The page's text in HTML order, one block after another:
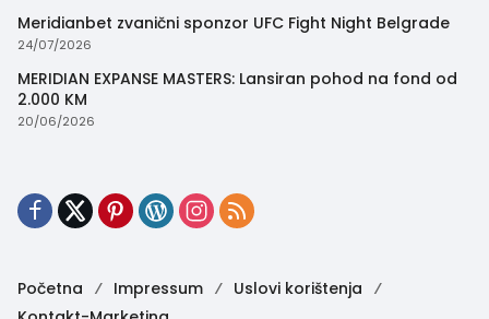
Meridianbet zvanični sponzor UFC Fight Night Belgrade
24/07/2026
MERIDIAN EXPANSE MASTERS: Lansiran pohod na fond od
2.000 KM
20/06/2026
Početna Impressum
Uslovi korištenja